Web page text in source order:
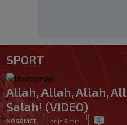
SPORT
Allah, Allah, Allah,
Salah! (VIDEO)
NOGOMET
|
prije 9 min
| 0